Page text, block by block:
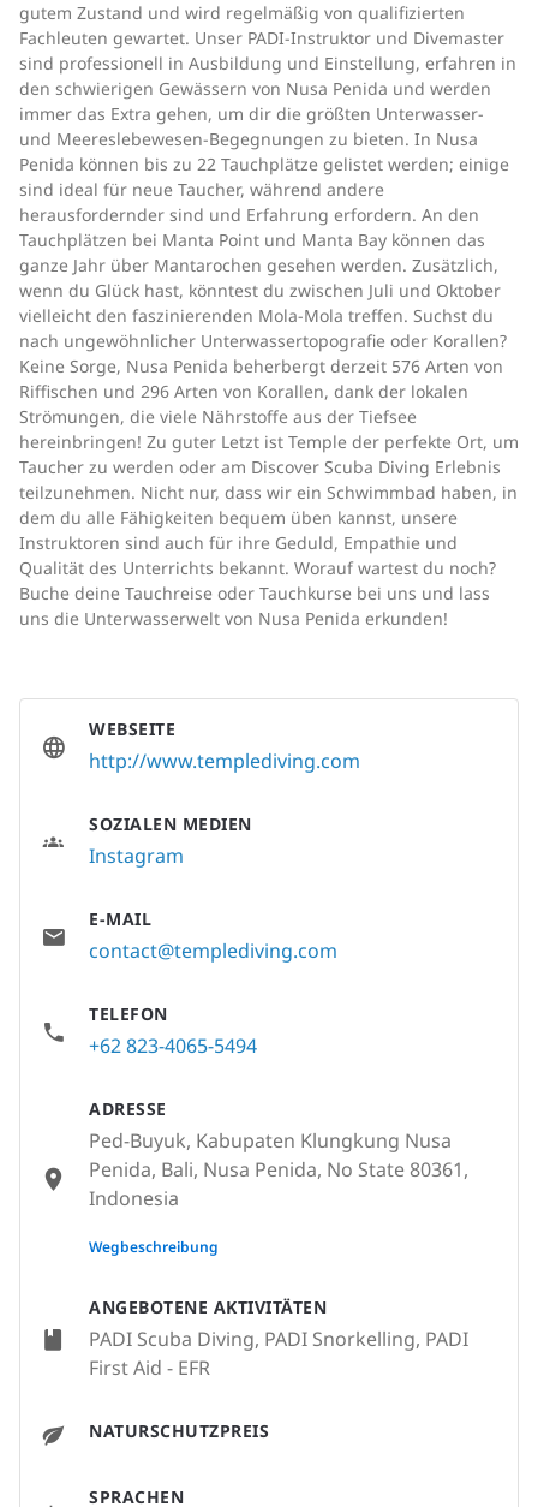
gutem Zustand und wird regelmäßig von qualifizierten
Fachleuten gewartet. Unser PADI-Instruktor und Divemaster
sind professionell in Ausbildung und Einstellung, erfahren in
den schwierigen Gewässern von Nusa Penida und werden
immer das Extra gehen, um dir die größten Unterwasser-
und Meereslebewesen-Begegnungen zu bieten. In Nusa
Penida können bis zu 22 Tauchplätze gelistet werden; einige
sind ideal für neue Taucher, während andere
herausfordernder sind und Erfahrung erfordern. An den
Tauchplätzen bei Manta Point und Manta Bay können das
ganze Jahr über Mantarochen gesehen werden. Zusätzlich,
wenn du Glück hast, könntest du zwischen Juli und Oktober
vielleicht den faszinierenden Mola-Mola treffen. Suchst du
nach ungewöhnlicher Unterwassertopografie oder Korallen?
Keine Sorge, Nusa Penida beherbergt derzeit 576 Arten von
Riffischen und 296 Arten von Korallen, dank der lokalen
Strömungen, die viele Nährstoffe aus der Tiefsee
hereinbringen! Zu guter Letzt ist Temple der perfekte Ort, um
Taucher zu werden oder am Discover Scuba Diving Erlebnis
teilzunehmen. Nicht nur, dass wir ein Schwimmbad haben, in
dem du alle Fähigkeiten bequem üben kannst, unsere
Instruktoren sind auch für ihre Geduld, Empathie und
Qualität des Unterrichts bekannt. Worauf wartest du noch?
Buche deine Tauchreise oder Tauchkurse bei uns und lass
uns die Unterwasserwelt von Nusa Penida erkunden!
ANGEBOTENE AKTIVITÄTEN
PADI Scuba Diving, PADI Snorkelling, PADI
First Aid - EFR
NATURSCHUTZPREIS
SPRACHEN
WEBSEITE
http://www.templediving.com
SOZIALEN MEDIEN
Instagram
E-MAIL
contact@templediving.com
TELEFON
+62 823-4065-5494
ADRESSE
Ped-Buyuk, Kabupaten Klungkung Nusa
Penida, Bali, Nusa Penida, No State 80361,
Indonesia
None
Wegbeschreibung